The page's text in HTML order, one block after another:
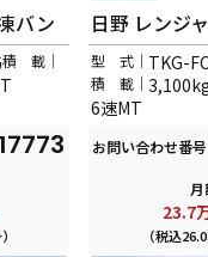
バン
積 載｜
日野 レンジ
型 式｜ TKG-
積 載｜
6速MT
お問い合わせ番号
23.7
（税込